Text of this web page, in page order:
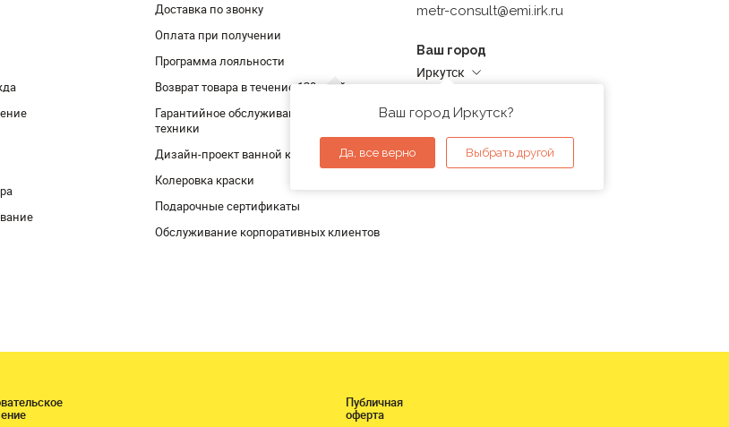
Доставка по звонку
Оплата при получении
Программа лояльности
Возврат товара в течение 120 дней
Гарантийное обслуживание и проверка
техники
Дизайн-проект ванной комнаты
Колеровка краски
Подарочные сертификаты
Обслуживание корпоративных клиентов
metr-consult@emi.irk.ru
Ваш город
Иркутск
Ваш город Иркутск?
Да, все верно Выбрать другой
Публичная
оферта